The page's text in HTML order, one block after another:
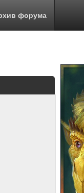
форума